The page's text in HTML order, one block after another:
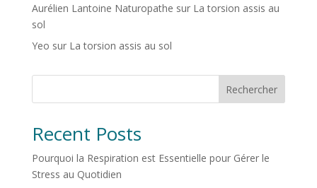
Aurélien Lantoine Naturopathe sur La torsion assis au
sol
Yeo sur La torsion assis au sol
Rechercher
Recent Posts
Pourquoi la Respiration est Essentielle pour Gérer le
Stress au Quotidien